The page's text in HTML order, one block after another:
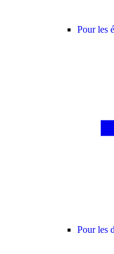
Pour les
Pour les